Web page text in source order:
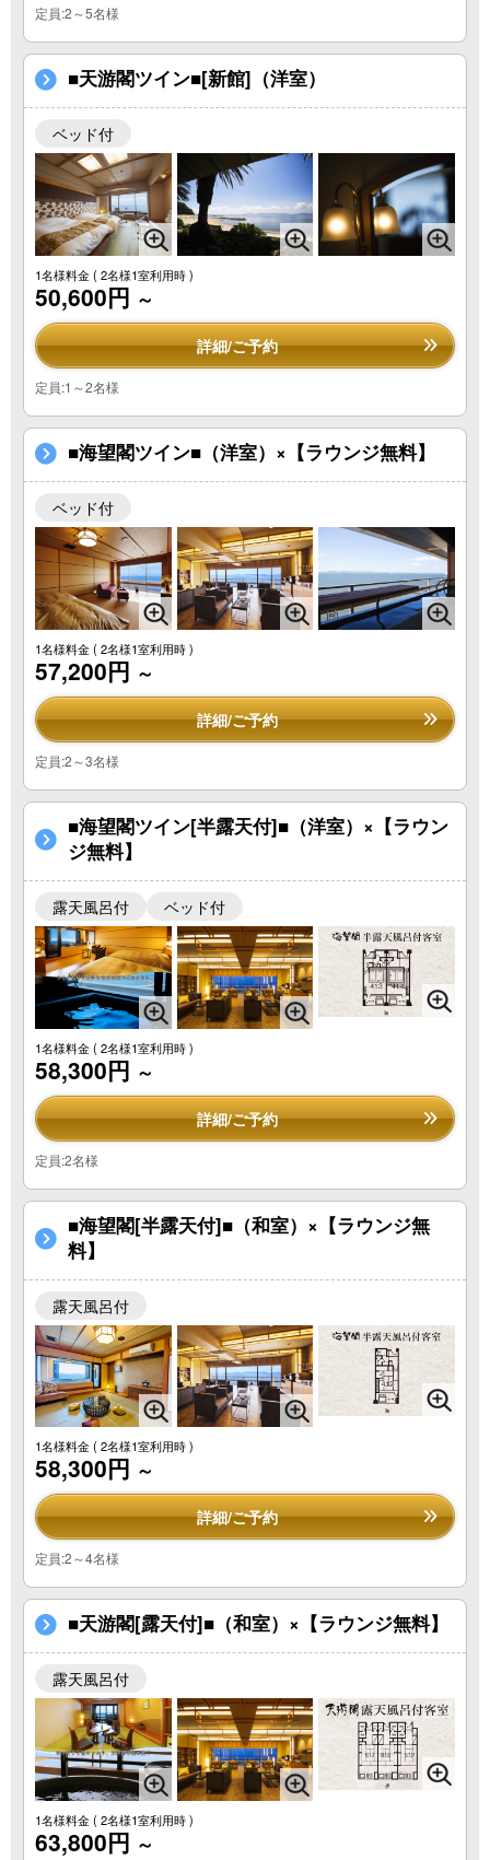
定員:2～5名様
■天游閣ツイン■[新館]（洋室）
ベッド付
1名様料金( 2名様1室利用時 )
50,600円 ～
詳細/ご予約
定員:1～2名様
■海望閣ツイン■（洋室）×【ラウンジ無料】
ベッド付
1名様料金( 2名様1室利用時 )
57,200円 ～
詳細/ご予約
定員:2～3名様
■海望閣ツイン[半露天付]■（洋室）×【ラウン
ジ無料】
露天風呂付 ベッド付
1名様料金( 2名様1室利用時 )
58,300円 ～
詳細/ご予約
定員:2名様
■海望閣[半露天付]■（和室）×【ラウンジ無
料】
露天風呂付
1名様料金( 2名様1室利用時 )
58,300円 ～
詳細/ご予約
定員:2～4名様
■天游閣[露天付]■（和室）×【ラウンジ無料】
露天風呂付
1名様料金( 2名様1室利用時 )
63,800円 ～